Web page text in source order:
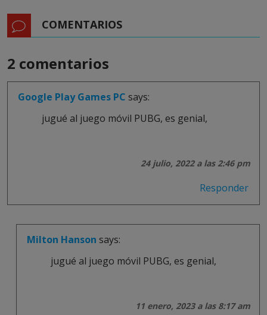
COMENTARIOS
2 comentarios
Google Play Games PC says:
24 julio, 2022 a las 2:46 pm
jugué al juego móvil PUBG, es genial,
Responder
Milton Hanson says:
11 enero, 2023 a las 8:17 am
jugué al juego móvil PUBG, es genial,